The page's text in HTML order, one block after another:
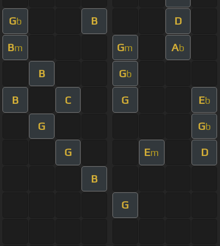
Gb B D
Bm Gm Ab
B Gb
B C G Eb
G Gb
G Em D
B
G